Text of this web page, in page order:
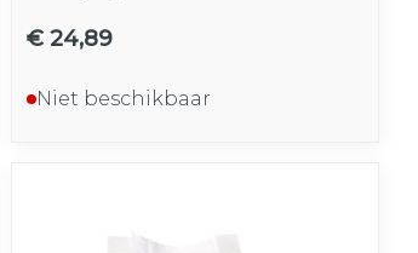
€ 24,89
Niet beschikbaar